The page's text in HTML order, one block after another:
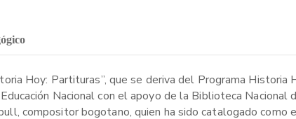
Hoy: Partituras”, que se deriva del Programa Historia
Nacional con el apoyo de la Biblioteca Nacional
compositor bogotano, quien ha sido catalogado